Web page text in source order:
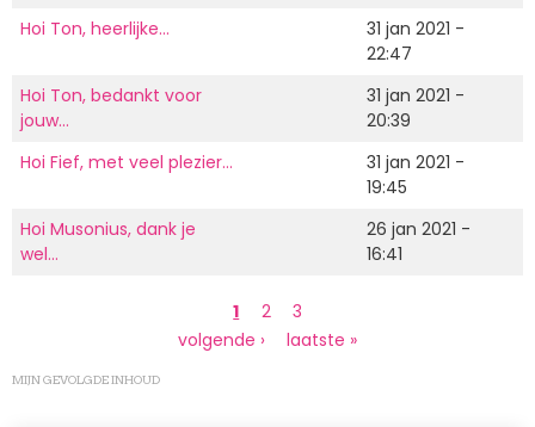
Hoi Ton, heerlijke…
31 jan 2021 -
22:47
Hoi Ton, bedankt voor
jouw…
31 jan 2021 -
20:39
Hoi Fief, met veel plezier…
31 jan 2021 -
19:45
Hoi Musonius, dank je
wel…
26 jan 2021 -
16:41
Huidige
pagina
1 Page
2 Page
3
Volgende
volgende ›
Laatste
laatste »
MIJN GEVOLGDE INHOUD